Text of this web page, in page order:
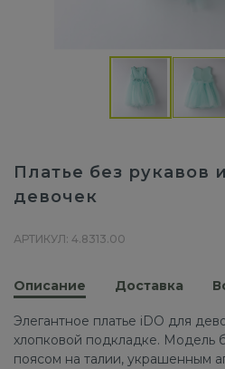
Платье без рукавов
девочек
АРТИКУЛ: 4.8313.00
Описание Доставка
Элегантное платье iDO для
хлопковой подкладке. Модель
поясом на талии, украшенным